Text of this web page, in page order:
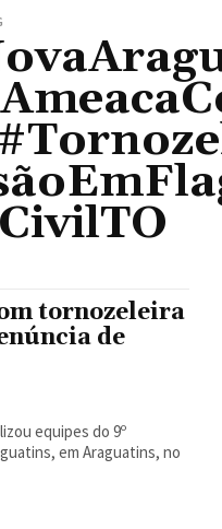
tornozeleira
de
equipes do 9º
em Araguatins, no